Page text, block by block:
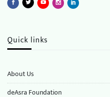
Quick links
About Us
deAsra Foundation